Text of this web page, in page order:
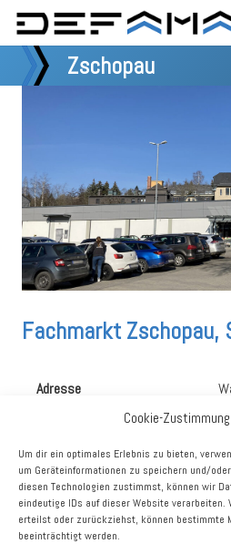
Cookie-
Um dir ein optimales Erlebnis zu bieten,
um Geräteinformationen zu speichern und/
diesen Technologien zustimmst, können wir
eindeutige IDs auf dieser Website verarbeiten.
erteilst oder zurückziehst, können bestimmte
beeinträchtigt werden.
Zschopau
Fachmarkt Zschopau,
Adresse
Vermietungsstand
Größte Mieter